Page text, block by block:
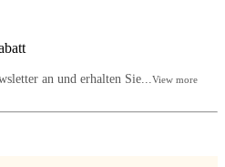
an und erhalten Sie...View more